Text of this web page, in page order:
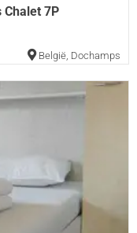
Chalet 7P
België Dochamps